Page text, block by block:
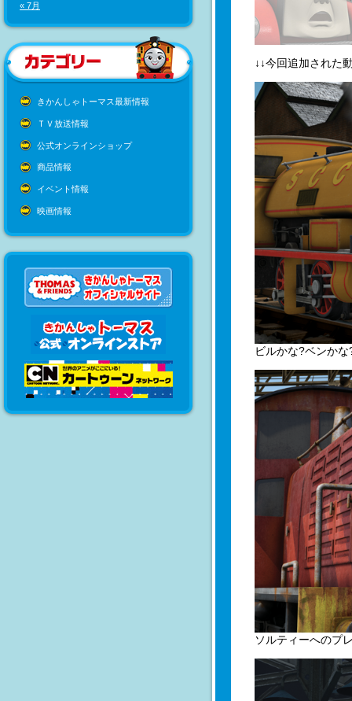
« 7月
きかんしゃトーマス最新情報
ＴＶ放送情報
公式オンラインショップ
商品情報
イベント情報
映画情報
↓↓今回追加された
ビルかな?ベンかな
ソルティーへのプ